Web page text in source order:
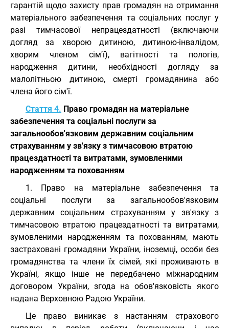
гарантій щодо захисту прав громадян на отримання
матеріального забезпечення та соціальних послуг у
разі тимчасової непрацездатності (включаючи
догляд за хворою дитиною, дитиною-інвалідом,
хворим членом сім'ї), вагітності та пологів,
народження дитини, необхідності догляду за
малолітньою дитиною, смерті громадянина або
члена його сім'ї.
Стаття 4. Право громадян на матеріальне
забезпечення та соціальні послуги за
загальнообов'язковим державним соціальним
страхуванням у зв'язку з тимчасовою втратою
працездатності та витратами, зумовленими
народженням та похованням
1. Право на матеріальне забезпечення та
соціальні послуги за загальнообов'язковим
державним соціальним страхуванням у зв'язку з
тимчасовою втратою працездатності та витратами,
зумовленими народженням та похованням, мають
застраховані громадяни України, іноземці, особи без
громадянства та члени їх сімей, які проживають в
Україні, якщо інше не передбачено міжнародним
договором України, згода на обов'язковість якого
надана Верховною Радою України.
Це право виникає з настанням страхового